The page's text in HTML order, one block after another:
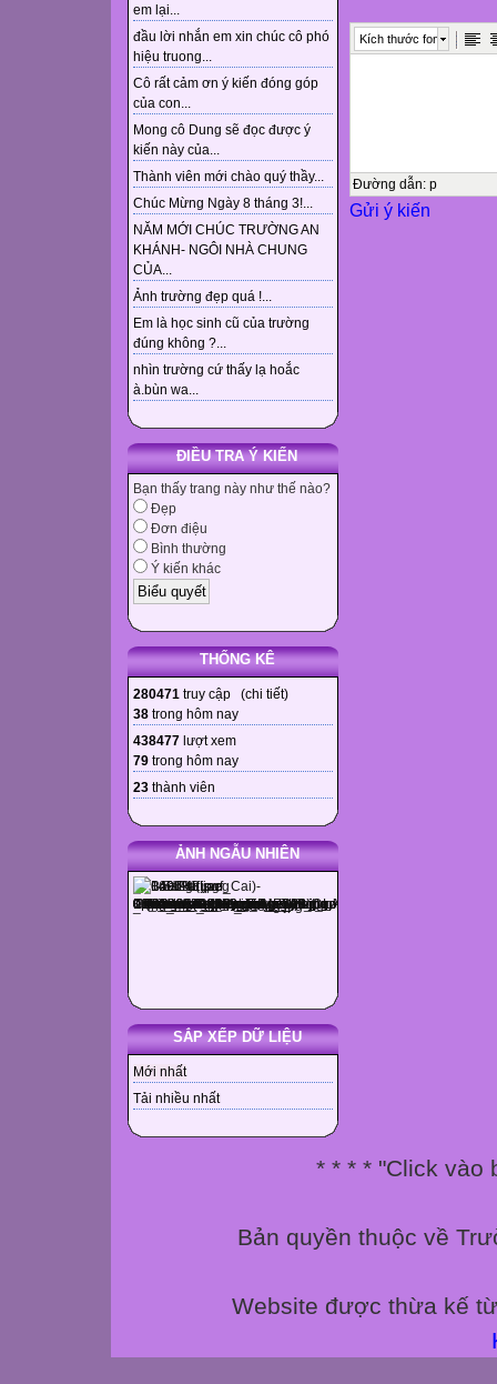
em lại...
đầu lời nhắn em xin chúc cô phó
hiệu truong...
Cô rất cảm ơn ý kiến đóng góp
của con...
Mong cô Dung sẽ đọc được ý
kiến này của...
Thành viên mới chào quý thầy...
Chúc Mừng Ngày 8 tháng 3!...
NĂM MỚI CHÚC TRƯỜNG AN
KHÁNH- NGÔI NHÀ CHUNG
CỦA...
Ảnh trường đẹp quá !...
Em là học sinh cũ của trường
đúng không ?...
nhìn trường cứ thấy lạ hoắc
à.bùn wa...
ĐIỀU TRA Ý KIẾN
Bạn thấy trang này như thế nào?
Đẹp
Đơn điệu
Bình thường
Ý kiến khác
THỐNG KÊ
280471 truy cập (chi tiết)
38 trong hôm nay
438477 lượt xem
79 trong hôm nay
23 thành viên
ẢNH NGẪU NHIÊN
SẮP XẾP DỮ LIỆU
Mới nhất
Tải nhiều nhất
Birthday
Mid-Fall festival
PART 6 :
In Viet Nam,
happy.
celebrated
Why?
Second
Third paragraph:
- Children
Kích thước font
Đường dẫn: p
Gửi ý kiến
* * * * "Click vào
Bản quyền thuộc về
Website được thừa kế